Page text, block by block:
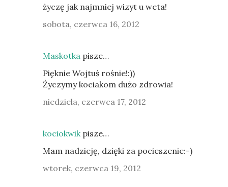
życzę jak najmniej wizyt u weta!
sobota, czerwca 16, 2012
Maskotka pisze…
Pięknie Wojtuś rośnie!:))
Życzymy kociakom dużo zdrowia!
niedziela, czerwca 17, 2012
kociokwik pisze…
Mam nadzieję, dzięki za pocieszenie:-)
wtorek, czerwca 19, 2012